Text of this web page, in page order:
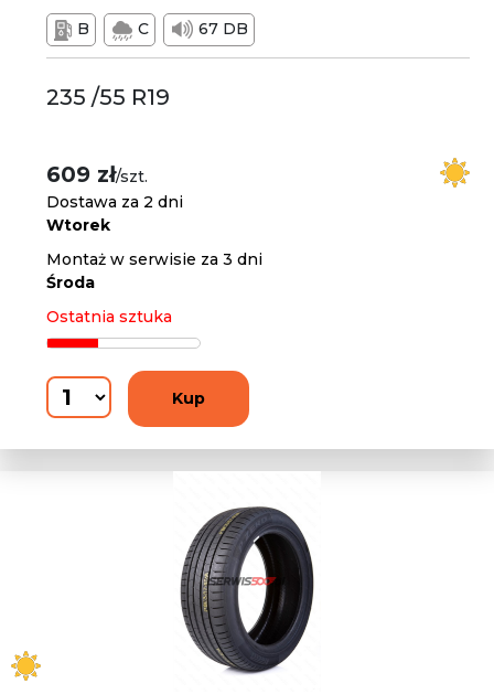
B C 67 DB
235 /55 R19
609 zł/szt.
Dostawa za 2 dni
Wtorek
Montaż w serwisie za 3 dni
Środa
Ostatnia sztuka
Kup